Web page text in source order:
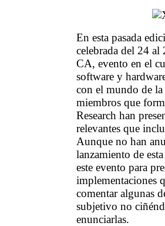
En esta pasada
celebrada del 24 al
CA, evento en el
software y
con el mundo de
miembros que
Research han
relevantes que
Aunque no han
lanzamiento de
este evento para
implementaciones
comentar algunas
subjetivo no
enunciarlas.